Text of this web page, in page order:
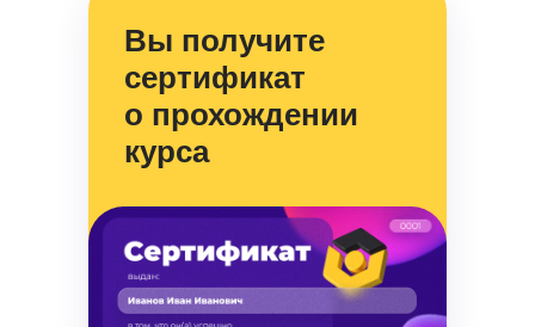
Вы получите
сертификат
о прохождении
курса